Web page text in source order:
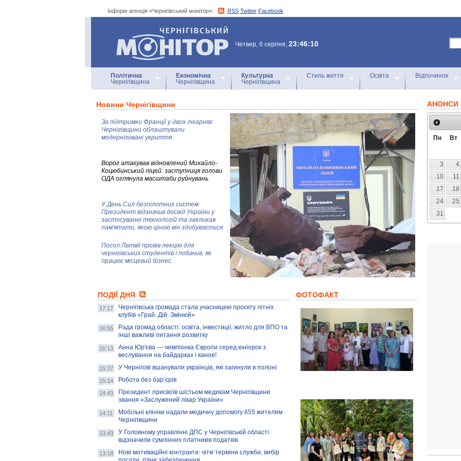
Інформ-агенція «Чернігівський монітор»: RSS Twitter Facebook
Інформ-агенція
«Чернігівський монітор»
Четвер, 6 серпня, 23:46:10
Політична
Чернігівщина
Економічна
Чернігівщина
Культурна
Чернігівщина
Стиль життя Освіта Відпочинок
Новини Чернігівщини
За підтримки Франції у двох лікарнях
Чернігівщини облаштували
модернізовані укриття
Ворог атакував відновлений Михайло-
Коцюбинський ліцей: заступниця голови
ОДА оглянула масштаби руйнувань
У День Сил безпілотних систем
Президент відзначив досвід України у
застосуванні технологій та закликав
пам'ятати, якою ціною він здобувається
Посол Латвії провів лекцію для
чернігівських студентів і побачив, як
працює місцевий бізнес
колекцію про війну, емоції та тварин
AB InBev Efes Україна підтримала
навчальний проєкт "Молодіжна бізнес-
школа", спрямований на розвиток
підприємництва у Чернігівській області
Золота тварина: видання Forbes
написало про чернігівця Патрона: хто і
скільки на ньому заробляє? І куди
витрачають?
ПОДІЇ ДНЯ
17:17
Чернігівська громада стала учасницею проєкту літніх
клубів «Грай. Дій. Змінюй»
16:55
Рада громад області: освіта, інвестиції, житло для ВПО та
інші важливі питання розвитку
16:13
Анна Юр'єва — чемпіонка Європи серед юніорок з
веслування на байдарках і каное!
15:37 У Чернігові вшанували українців, які загинули в полоні
15:14 Робота без бар’єрів
14:43
Президент присвоїв шістьом медикам Чернігівщини
звання «Заслужений лікар України»
14:11
Мобільні клініки надали медичну допомогу 655 жителям
Чернігівщини
13:43
У Головному управлінні ДПС у Чернігівській області
відзначили сумлінних платників податків
13:18
Нові мотиваційні контракти: чіткі терміни служби, вибір
ФОТОФАКТ
АНОНСИ
Пн Вт
3
4
10
11
17
18
24
25
31